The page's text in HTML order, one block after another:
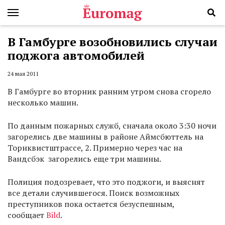
В Гамбурге возобновились случаи
поджога автомобилей
24 мая 2011
В Гамбурге во вторник ранним утром снова сгорело
несколько машин.
По данным пожарных служб, сначала около 3:30 ночи
загорелись две машины в районе Аймсбюттель на
Торнквистштрассе, 2. Примерно через час на
Вандсбэк загорелись еще три машины.
Полиция подозревает, что это поджоги, и выяснят
все детали случившегося. Поиск возможных
преступников пока остается безуспешным,
сообщает Bild.